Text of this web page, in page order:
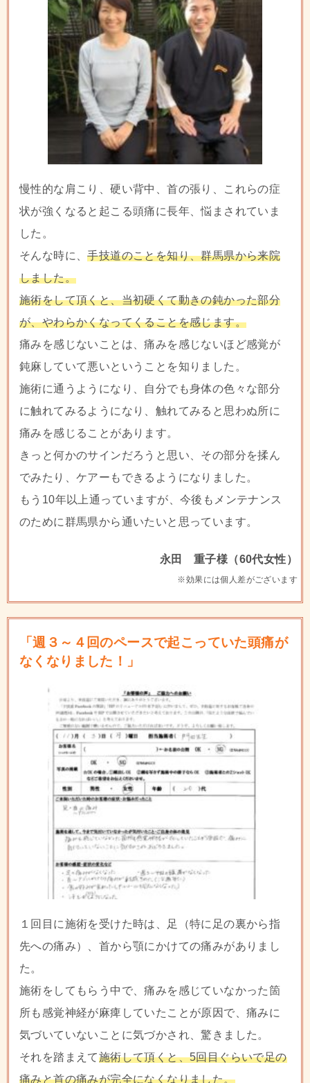
慢性的な肩こり、硬い背中、首の張り、これらの症
状が強くなると起こる頭痛に長年、悩まされていま
した。
そんな時に、手技道のことを知り、群馬県から来院
しました。
施術をして頂くと、当初硬くて動きの鈍かった部分
が、やわらかくなってくることを感じます。
痛みを感じないことは、痛みを感じないほど感覚が
鈍麻していて悪いということを知りました。
施術に通うようになり、自分でも身体の色々な部分
に触れてみるようになり、触れてみると思わぬ所に
痛みを感じることがあります。
きっと何かのサインだろうと思い、その部分を揉ん
でみたり、ケアーもできるようになりました。
もう10年以上通っていますが、今後もメンテナンス
のために群馬県から通いたいと思っています。
永田 重子様（60代女性）
※効果には個人差がございます
「週３～４回のペースで起こっていた頭痛が
なくなりました！」
１回目に施術を受けた時は、足（特に足の裏から指
先への痛み）、首から顎にかけての痛みがありまし
た。
施術をしてもらう中で、痛みを感じていなかった箇
所も感覚神経が麻痺していたことが原因で、痛みに
気づいていないことに気づかされ、驚きました。
それを踏まえて施術して頂くと、5回目ぐらいで足の
痛みと首の痛みが完全になくなりました。